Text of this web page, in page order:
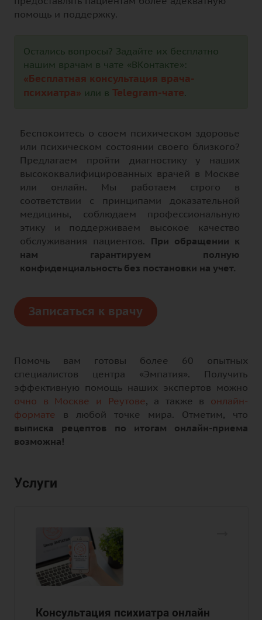
помощь и поддержку.
Остались вопросы? Задайте их бесплатно
нашим врачам в чате «ВКонтакте»:
«Бесплатная консультация врача-
психиатра» или в Telegram-чате.
Беспокоитесь о своем психическом здоровье
или психическом состоянии своего близкого?
Предлагаем пройти диагностику у наших
высококвалифицированных врачей в Москве
или онлайн. Мы работаем строго в
соответствии с принципами доказательной
медицины, соблюдаем профессиональную
этику и поддерживаем высокое качество
обслуживания пациентов. При обращении к
нам гарантируем полную
конфиденциальность без постановки на учет.
Записаться к врачу
Помочь вам готовы более 60 опытных
специалистов центра «Эмпатия». Получить
эффективную помощь наших экспертов можно
очно в Москве и Реутове, а также в онлайн-
формате в любой точке мира. Отметим, что
выписка рецептов по итогам онлайн-приема
возможна!
Услуги
Консультация психиатра онлайн